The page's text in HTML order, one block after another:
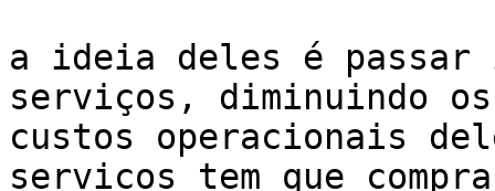
a ideia deles é
serviços, diminuindo
custos operacionais
servicos tem que